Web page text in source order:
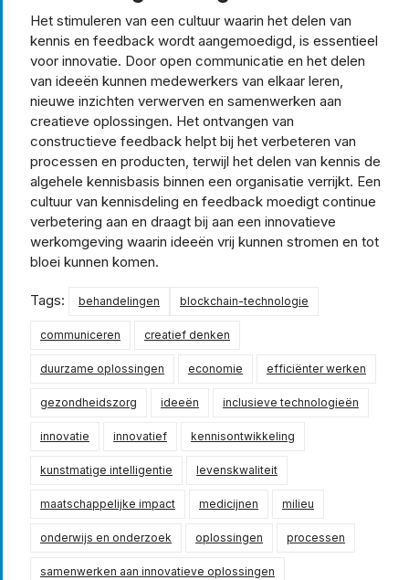
Het stimuleren van een cultuur waarin het delen van
kennis en feedback wordt aangemoedigd, is essentieel
voor innovatie. Door open communicatie en het delen
van ideeën kunnen medewerkers van elkaar leren,
nieuwe inzichten verwerven en samenwerken aan
creatieve oplossingen. Het ontvangen van
constructieve feedback helpt bij het verbeteren van
processen en producten, terwijl het delen van kennis de
algehele kennisbasis binnen een organisatie verrijkt. Een
cultuur van kennisdeling en feedback moedigt continue
verbetering aan en draagt bij aan een innovatieve
werkomgeving waarin ideeën vrij kunnen stromen en tot
bloei kunnen komen.
Tags: behandelingen blockchain-technologie
communiceren creatief denken
duurzame oplossingen economie efficiënter werken
gezondheidszorg ideeën inclusieve technologieën
innovatie innovatief kennisontwikkeling
kunstmatige intelligentie levenskwaliteit
maatschappelijke impact medicijnen milieu
onderwijs en onderzoek oplossingen processen
samenwerken aan innovatieve oplossingen